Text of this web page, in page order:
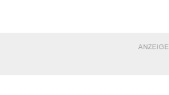
ANZEIGE